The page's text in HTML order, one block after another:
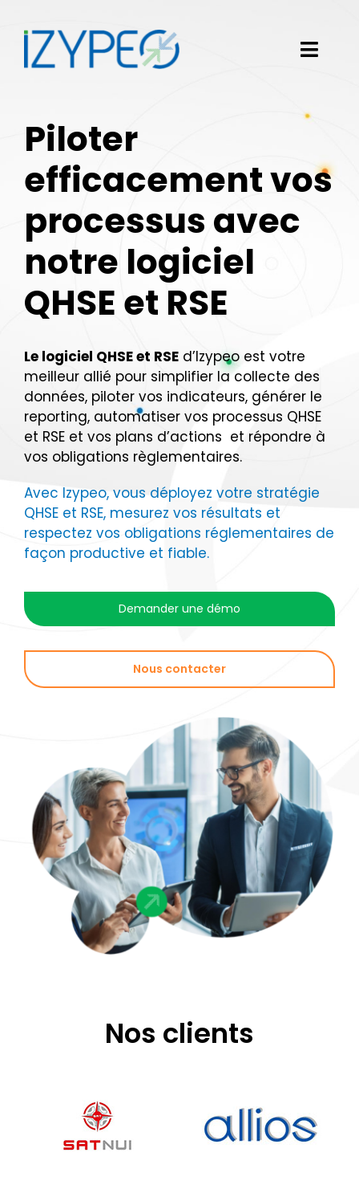
contenu
Vos besoins
Nos clients
Izypeo
Blog
Nous contacter
Piloter
efficacement vos
processus avec
notre logiciel
QHSE et RSE
Le logiciel QHSE et RSEd’Izypeo est votre
meilleur allié pour simplifier la collecte des
données, piloter vos indicateurs, générer le
reporting, automatiser vos processus QHSE
et RSE et vos plans d’actions et répondre à
vos obligations règlementaires.
Avec Izypeo, vous déployez votre stratégie
QHSE et RSE, mesurez vos résultats et
respectez vos obligations réglementaires de
façon productive et fiable.
Demander une démo
Nous contacter
Nos clients